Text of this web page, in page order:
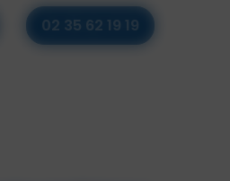
02 35 62 19 19